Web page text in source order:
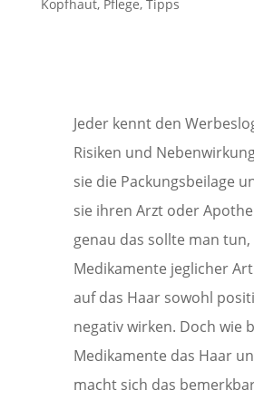
Kopfhaut, Pflege, Tipps
Jeder kennt den
Risiken und
sie die Packungsbeilage
sie ihren Arzt oder
genau das sollte man
Medikamente jeglicher
auf das Haar sowohl
negativ wirken. Doch wie
Medikamente das Haar
macht sich das